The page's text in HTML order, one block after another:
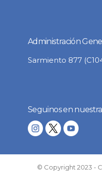
Administración
Sarmiento 877
Seguinos en
© Copyright 2023 -